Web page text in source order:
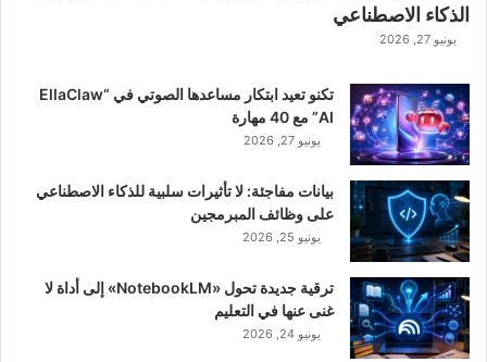
الذكاء الاصطناعي
يونيو 27, 2026
تكنو تعيد ابتكار مساعدها الصوتي في “EllaClaw
AI” مع 40 مهارة
يونيو 27, 2026
بيانات مفاجئة: لا تأثيرات سلبية للذكاء الاصطناعي
على وظائف المبرمجين
يونيو 25, 2026
ترقية جديدة تحول «NotebookLM» إلى أداة لا
غنى عنها في التعليم
يونيو 24, 2026